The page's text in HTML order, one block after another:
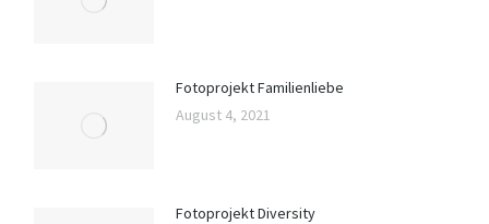
Fotoprojekt Familienliebe
August 4, 2021
Fotoprojekt Diversity